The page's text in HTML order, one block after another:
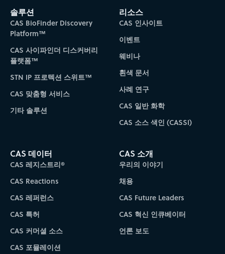
Subscribe to CAS Insights
솔루션
CAS BioFinder Discovery
Platform™
CAS 사이파인더 디스커버리
플랫폼™
STN IP 프로텍션 스위트™
CAS 맞춤형 서비스
기타 솔루션
리소스
CAS 인사이트
이벤트
웨비나
흰색 문서
사례 연구
CAS 일반 화학
CAS 소스 색인 (CASSI)
CAS 데이터
CAS 레지스트리®
CAS Reactions
CAS 레퍼런스
CAS 특허
CAS 커머셜 소스
CAS 포뮬레이션
CAS 소개
우리의 이야기
채용
CAS Future Leaders
CAS 혁신 인큐베이터
언론 보도